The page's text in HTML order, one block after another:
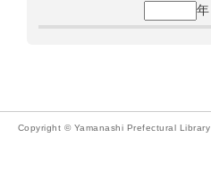
年
Copyright © Yamanashi Prefectural Library